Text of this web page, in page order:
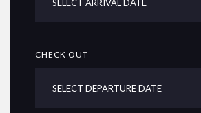
CHECK OUT